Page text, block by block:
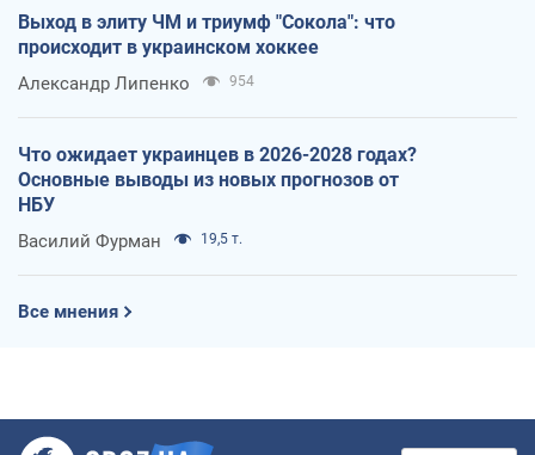
Выход в элиту ЧМ и триумф "Сокола": что
происходит в украинском хоккее
Александр Липенко 954
Что ожидает украинцев в 2026-2028 годах?
Основные выводы из новых прогнозов от
НБУ
Василий Фурман 19,5 т.
Все мнения